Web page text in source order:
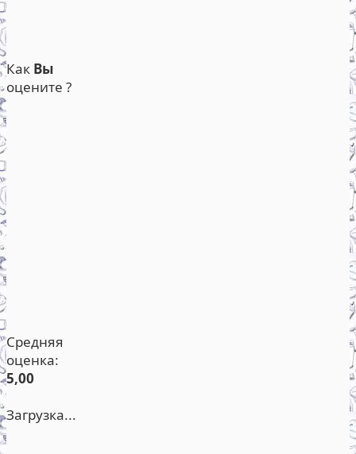
Как Вы
оцените ?
Средняя
оценка:
5,00
Загрузка...